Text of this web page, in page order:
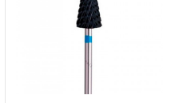
максимально быстрого
снятия геля, акрила и
плотных покрытий.